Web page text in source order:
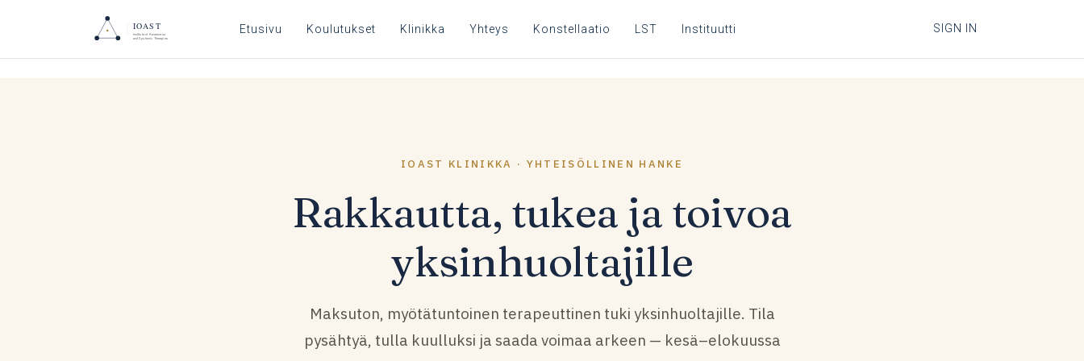
Etusivu Koulutukset Klinikka Yhteys Konstellaatio LST Instituutti SIGN IN
IOAST KLINIKKA · YHTEISÖLLINEN HANKE
Rakkautta, tukea ja toivoa
yksinhuoltajille
Maksuton, myötätuntoinen terapeuttinen tuki yksinhuoltajille. Tila
pysähtyä, tulla kuulluksi ja saada voimaa arkeen — kesä–elokuussa